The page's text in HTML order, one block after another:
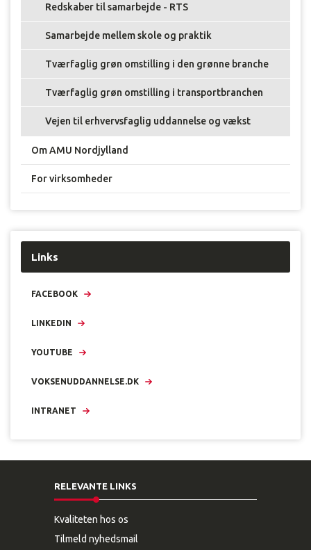
Redskaber til samarbejde - RTS
Samarbejde mellem skole og praktik
Tværfaglig grøn omstilling i den grønne branche
Tværfaglig grøn omstilling i transportbranchen
Vejen til erhvervsfaglig uddannelse og vækst
Om AMU Nordjylland
For virksomheder
Links
FACEBOOK
LINKEDIN
YOUTUBE
VOKSENUDDANNELSE.DK
INTRANET
RELEVANTE LINKS
Kvaliteten hos os
Tilmeld nyhedsmail